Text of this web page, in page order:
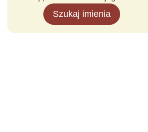
Szukaj imienia